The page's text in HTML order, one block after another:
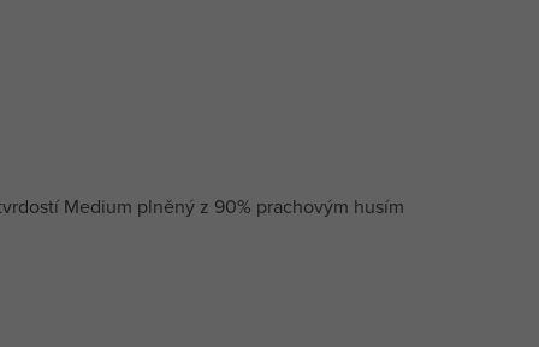
Medium plněný z 90% prachovým husím